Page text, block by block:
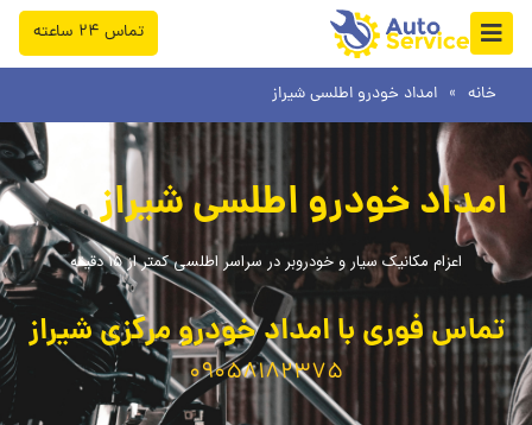
رفتن
محتوا
تماس ۲۴ ساعته
خانه » امداد خودرو اطلسی شیراز
امداد خودرو اطلسی شیراز
اعزام مکانیک سیار و خودروبر در سراسر اطلسی کمتر از 15 دقیقه
تماس فوری با امداد خودرو مرکزی شیراز
09058182375